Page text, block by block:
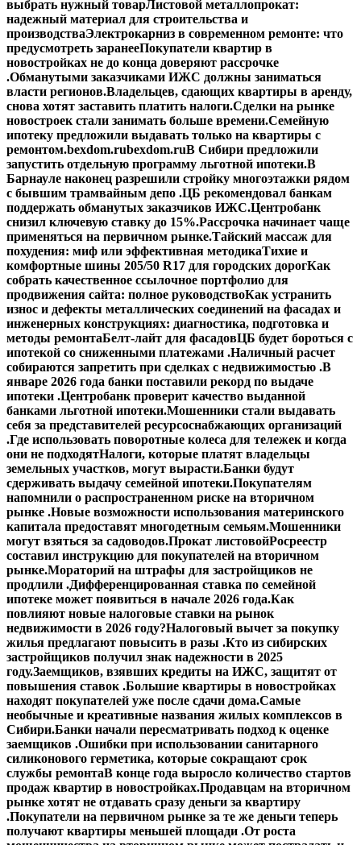
выбрать нужный товарЛистовой металлопрокат:
надежный материал для строительства и
производстваЭлектрокарниз в современном ремонте: что
предусмотреть заранееПокупатели квартир в
новостройках не до конца доверяют рассрочке
.Обманутыми заказчиками ИЖС должны заниматься
власти регионов.Владельцев, сдающих квартиры в аренду,
снова хотят заставить платить налоги.Сделки на рынке
новостроек стали занимать больше времени.Семейную
ипотеку предложили выдавать только на квартиры с
ремонтом.bexdom.rubexdom.ruВ Сибири предложили
запустить отдельную программу льготной ипотеки.В
Барнауле наконец разрешили стройку многоэтажки рядом
с бывшим трамвайным депо .ЦБ рекомендовал банкам
поддержать обманутых заказчиков ИЖС.Центробанк
снизил ключевую ставку до 15%.Рассрочка начинает чаще
применяться на первичном рынке.Тайский массаж для
похудения: миф или эффективная методикаТихие и
комфортные шины 205/50 R17 для городских дорогКак
собрать качественное ссылочное портфолио для
продвижения сайта: полное руководствоКак устранить
износ и дефекты металлических соединений на фасадах и
инженерных конструкциях: диагностика, подготовка и
методы ремонтаБелт-лайт для фасадовЦБ будет бороться с
ипотекой со сниженными платежами .Наличный расчет
собираются запретить при сделках с недвижимостью .В
январе 2026 года банки поставили рекорд по выдаче
ипотеки .Центробанк проверит качество выданной
банками льготной ипотеки.Мошенники стали выдавать
себя за представителей ресурсоснабжающих организаций
.Где использовать поворотные колеса для тележек и когда
они не подходятНалоги, которые платят владельцы
земельных участков, могут вырасти.Банки будут
сдерживать выдачу семейной ипотеки.Покупателям
напомнили о распространенном риске на вторичном
рынке .Новые возможности использования материнского
капитала предоставят многодетным семьям.Мошенники
могут взяться за садоводов.Прокат листовойРосреестр
составил инструкцию для покупателей на вторичном
рынке.Мораторий на штрафы для застройщиков не
продлили .Дифференцированная ставка по семейной
ипотеке может появиться в начале 2026 года.Как
повлияют новые налоговые ставки на рынок
недвижимости в 2026 году?Налоговый вычет за покупку
жилья предлагают повысить в разы .Кто из сибирских
застройщиков получил знак надежности в 2025
году.Заемщиков, взявших кредиты на ИЖС, защитят от
повышения ставок .Большие квартиры в новостройках
находят покупателей уже после сдачи дома.Самые
необычные и креативные названия жилых комплексов в
Сибири.Банки начали пересматривать подход к оценке
заемщиков .Ошибки при использовании санитарного
силиконового герметика, которые сокращают срок
службы ремонтаВ конце года выросло количество стартов
продаж квартир в новостройках.Продавцам на вторичном
рынке хотят не отдавать сразу деньги за квартиру
.Покупатели на первичном рынке за те же деньги теперь
получают квартиры меньшей площади .От роста